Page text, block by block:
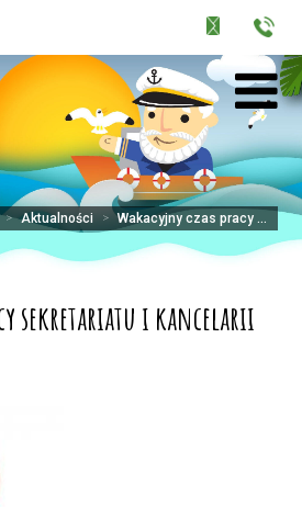
> Aktualności > Wakacyjny czas pracy ...
sekretariatu i kancelarii